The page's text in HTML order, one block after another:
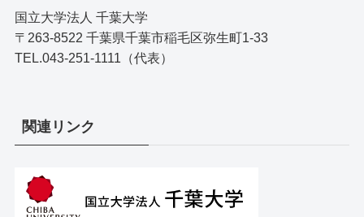
国立大学法人 千葉大学
〒263-8522 千葉県千葉市稲毛区弥生町1-33
TEL.043-251-1111（代表）
関連リンク